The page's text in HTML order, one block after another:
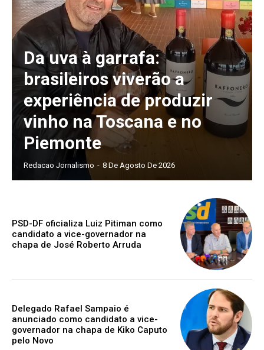
Da uva à garrafa:
brasileiros viverão a
experiência de produzir
vinho na Toscana e no
Piemonte
Redacao Jornalismo - 8 De Agosto De 2026
PSD-DF oficializa Luiz Pitiman como
candidato a vice-governador na
chapa de José Roberto Arruda
Delegado Rafael Sampaio é
anunciado como candidato a vice-
governador na chapa de Kiko Caputo
pelo Novo